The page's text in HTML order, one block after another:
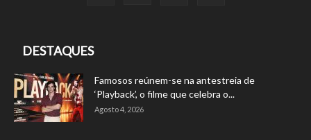
DESTAQUES
Famosos reúnem-se na antestreia de
‘Playback’, o filme que celebra o...
Agosto 4, 2026